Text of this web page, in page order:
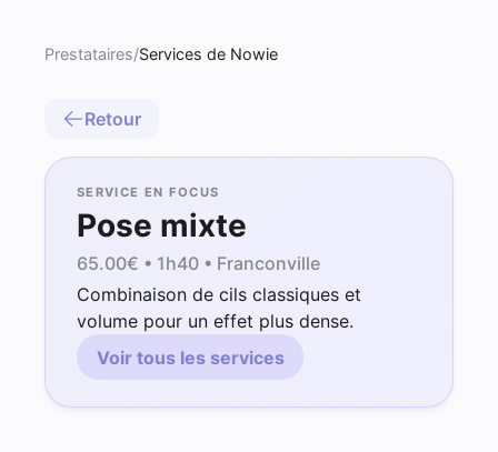
Prestataires/Services de Nowie
Retour
SERVICE EN FOCUS
Pose mixte
65.00€ • 1h40 • Franconville
Combinaison de cils classiques et
volume pour un effet plus dense.
Voir tous les services